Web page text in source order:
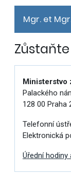
Mgr. et
Ministerstvo
Palackého
128 00 Praha
Telefonní
Elektronická
Úřední